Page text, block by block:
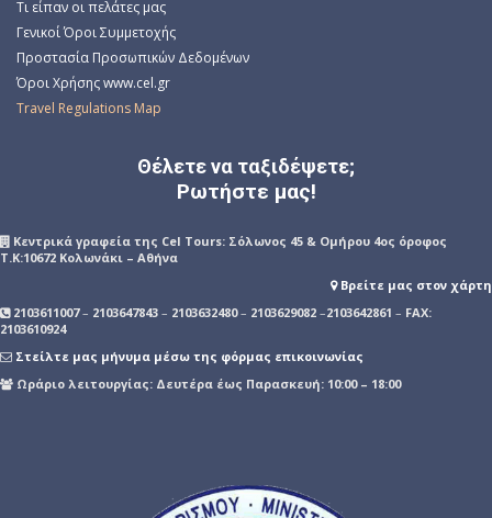
Τι είπαν οι πελάτες μας
Γενικοί Όροι Συμμετοχής
Προστασία Προσωπικών Δεδομένων
Όροι Χρήσης www.cel.gr
Travel Regulations Map
Θέλετε να ταξιδέψετε;
Ρωτήστε μας!
Kεντρικά γραφεία της Cel Tours: Σόλωνος 45 & Ομήρου 4ος όροφος
Τ.Κ:10672 Κολωνάκι – Αθήνα
Βρείτε μας στον χάρτη
2103611007– 2103647843 – 2103632480– 2103629082 –2103642861 – FAX:
2103610924
Στείλτε μας μήνυμα μέσω της φόρμας επικοινωνίας
Ωράριο λειτουργίας: Δευτέρα έως Παρασκευή: 10:00 – 18:00